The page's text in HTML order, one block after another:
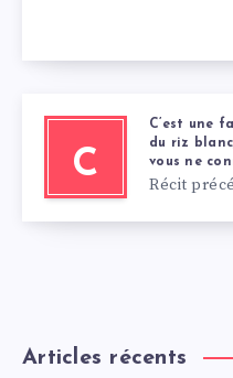
C
C’est une
du riz
vous ne
Récit
Articles récents